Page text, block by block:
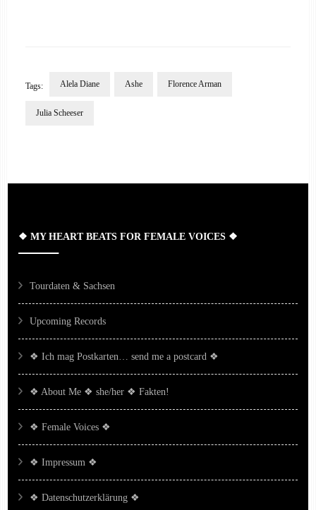
Tags: Alela Diane Ashe Florence Arman
Julia Scheeser
Navigation
❖ MY HEART BEATS FOR FEMALE VOICES ❖
Tourdaten & Sachsen
Upcoming Records
❖ Ich mag Postkarten… send me a postcard ❖
❖ About Me ❖ she/her ❖ Fakten!
❖ Female Voices ❖
❖ Impressum ❖
❖ Datenschutzerklärung ❖